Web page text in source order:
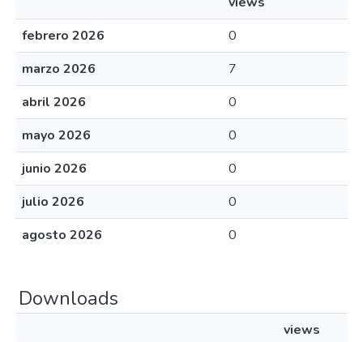
febrero 2026
0
marzo 2026
7
abril 2026
0
mayo 2026
0
junio 2026
0
julio 2026
0
agosto 2026
0
Downloads
views